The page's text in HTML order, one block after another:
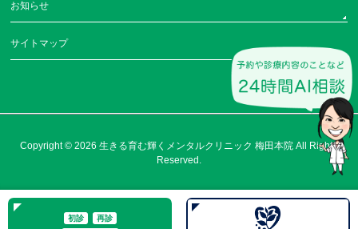
お知らせ
サイトマップ
Copyright © 2026生きる育む輝くメンタルクリニック 梅田本院 All Rights
Reserved.
初診 再診